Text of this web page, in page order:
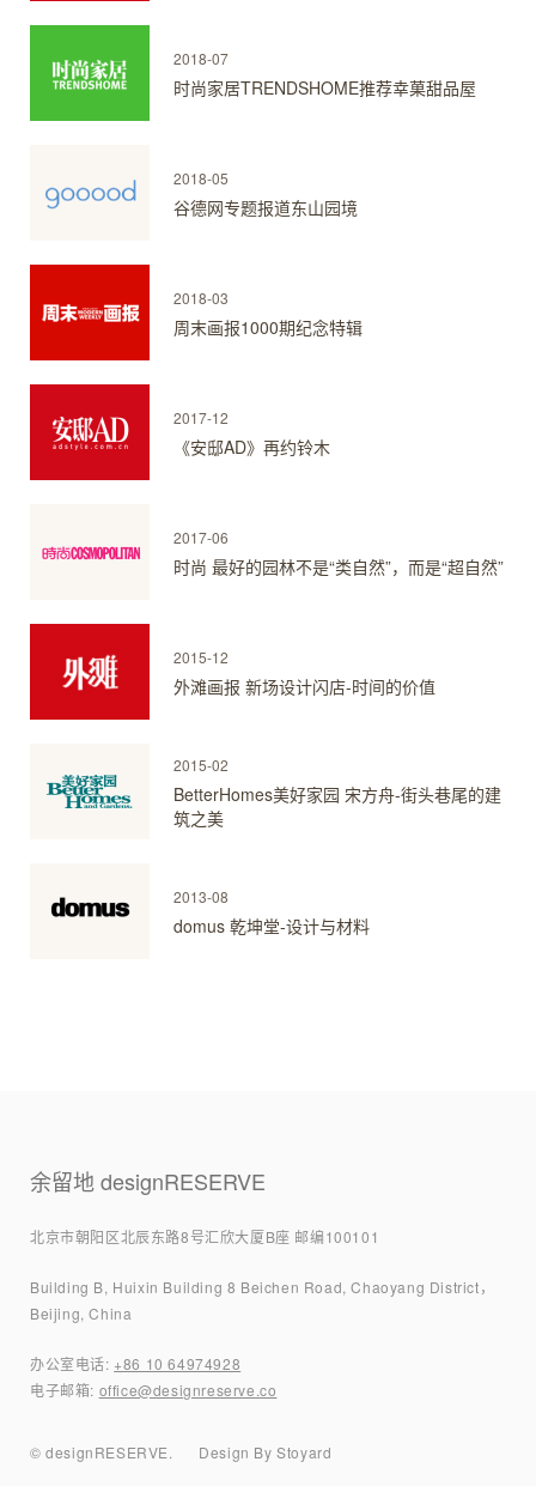
2018-07
时尚家居TRENDSHOME推荐幸菓甜品屋
2018-05
谷德网专题报道东山园境
2018-03
周末画报1000期纪念特辑
2017-12
《安邸AD》再约铃木
2017-06
时尚 最好的园林不是“类自然”，而是“超自然”
2015-12
外滩画报 新场设计闪店-时间的价值
2015-02
BetterHomes美好家园 宋方舟-街头巷尾的建
筑之美
2013-08
domus 乾坤堂-设计与材料
余留地 designRESERVE
北京市朝阳区北辰东路8号汇欣大厦B座 邮编100101
Building B, Huixin Building 8 Beichen Road, Chaoyang District，
Beijing, China
办公室电话: +86 10 64974928
电子邮箱: office@designreserve.co
© designRESERVE. Design By Stoyard